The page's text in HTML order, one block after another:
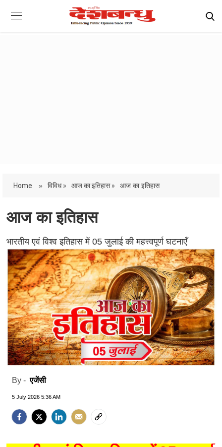
Home » विविध » आज का इतिहास » आज का इतिहास
आज का इतिहास
भारतीय एवं विश्व इतिहास में 05 जुलाई की महत्त्वपूर्ण घटनाएँ
By -एजेंसी
5 July 2026 5:36 AM